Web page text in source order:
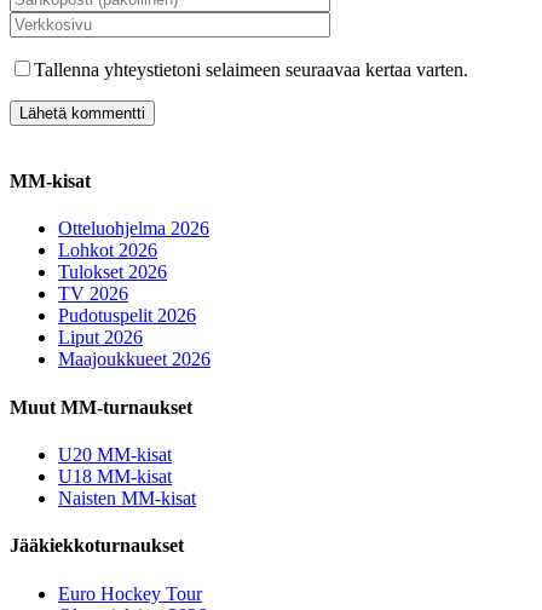
Tallenna yhteystietoni selaimeen seuraavaa kertaa varten.
MM-kisat
Otteluohjelma 2026
Lohkot 2026
Tulokset 2026
TV 2026
Pudotuspelit 2026
Liput 2026
Maajoukkueet 2026
Muut MM-turnaukset
U20 MM-kisat
U18 MM-kisat
Naisten MM-kisat
Jääkiekkoturnaukset
Euro Hockey Tour